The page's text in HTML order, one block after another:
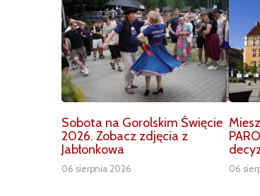
Sobota na Gorolskim Święcie
2026. Zobacz zdjęcia z
Jabłonkowa
06 sierpnia 2026 06